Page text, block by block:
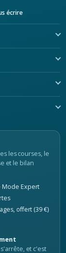
écrire
les courses, le
et le bilan
Mode Expert
offert (39 €)
et c'est